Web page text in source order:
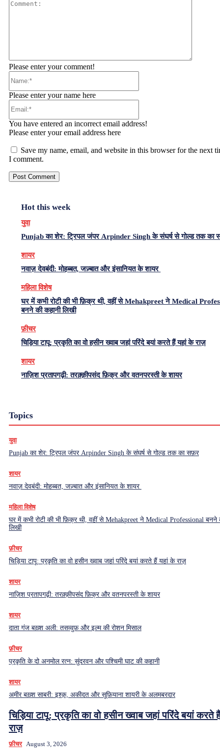
Please enter your comment!
Please enter your name here
You have entered an incorrect email address!
Please enter your email address here
Save my name, email, and website in this browser for the next
I comment.
Hot this week
युवा
Punjab का शेर: ट्रिपल जंपर Arpinder Singh के संघर्ष से गोल्ड तक का
शायर
नवाज़ देवबंदी: मोहब्बत, जज़्बात और इंसानियत के शायर
महिला विशेष
घर में कभी रोटी की भी फ़िक्र थी, वहीं से Mehakpreet ने Medical
बनने की कहानी लिखी
फ़ीचर
चिड़िया टापू: प्रकृति का वो हसीन ख्वाब जहां परिंदे बयां करते हैं यहां के राज़
शायर
नाज़िश प्रतापगढ़ी: तरक़्क़ीपसंद फ़िक्र और वतनपरस्ती के शायर
Topics
युवा
Punjab का शेर: ट्रिपल जंपर Arpinder Singh के संघर्ष से गोल्ड तक का सफ़र
शायर
नवाज़ देवबंदी: मोहब्बत, जज़्बात और इंसानियत के शायर
महिला विशेष
घर में कभी रोटी की भी फ़िक्र थी, वहीं से Mehakpreet ने Medical Professional बनने
लिखी
फ़ीचर
चिड़िया टापू: प्रकृति का वो हसीन ख्वाब जहां परिंदे बयां करते हैं यहां के राज़
शायर
नाज़िश प्रतापगढ़ी: तरक़्क़ीपसंद फ़िक्र और वतनपरस्ती के शायर
शायर
दाता गंज बख़्श अली: तसव्वुफ़ और इल्म की रोशन मिसाल
फ़ीचर
प्रकृति के दो अनमोल रत्न: सुंदरवन और पश्चिमी घाट की कहानी
शायर
अमीर बख़्श साबरी: इश्क़, अकीदत और सूफ़ियाना शायरी के अलमबरदार
चिड़िया टापू: प्रकृति का वो हसीन ख्वाब जहां परिंदे बयां करते
राज़
फ़ीचर August 3, 2026